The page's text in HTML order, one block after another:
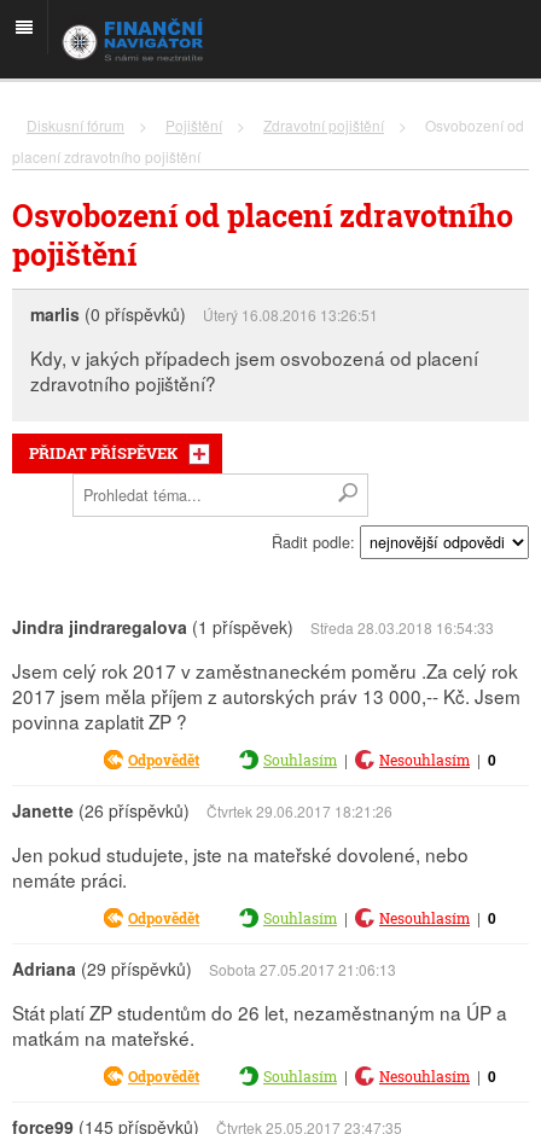
Diskusní fórum > Pojištění > Zdravotní pojištění >
Osvobození od
placení zdravotního pojištění
Osvobození od placení zdravotního
pojištění
marlis (0 příspěvků) Úterý 16.08.2016 13:26:51
Kdy, v jakých případech jsem osvobozená od placení
zdravotního pojištění?
PŘIDAT PŘÍSPĚVEK
Řadit podle:
Jindra jindraregalova (1 příspěvek) Středa 28.03.2018 16:54:33
Jsem celý rok 2017 v zaměstnaneckém poměru .Za celý rok
2017 jsem měla příjem z autorských práv 13 000,-- Kč. Jsem
povinna zaplatit ZP ?
Odpovědět Souhlasím | Nesouhlasím | 0
Janette (26 příspěvků) Čtvrtek 29.06.2017 18:21:26
Jen pokud studujete, jste na mateřské dovolené, nebo
nemáte práci.
Odpovědět Souhlasím | Nesouhlasím | 0
Adriana (29 příspěvků) Sobota 27.05.2017 21:06:13
Stát platí ZP studentům do 26 let, nezaměstnaným na ÚP a
matkám na mateřské.
Odpovědět Souhlasím | Nesouhlasím | 0
force99 (145 příspěvků) Čtvrtek 25.05.2017 23:47:35